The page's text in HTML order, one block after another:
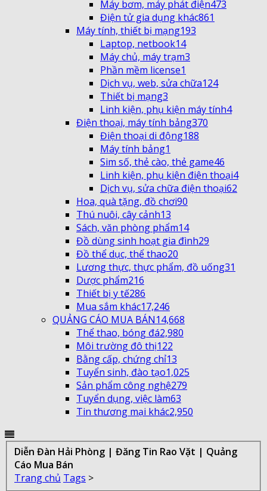
Máy bơm, máy phát điện473
Điện tử gia dụng khác861
Máy tính, thiết bị mạng193
Laptop, netbook14
Máy chủ, máy trạm3
Phần mềm license1
Dịch vụ, web, sửa chữa124
Thiết bị mạng3
Linh kiện, phụ kiện máy tính4
Điện thoại, máy tính bảng370
Điện thoại di động188
Máy tính bảng1
Sim số, thẻ cào, thẻ game46
Linh kiện, phụ kiện điện thoại4
Dịch vụ, sửa chữa điện thoại62
Hoa, quà tặng, đồ chơi90
Thú nuôi, cây cảnh13
Sách, văn phòng phẩm14
Đồ dùng sinh hoạt gia đình29
Đồ thể dục, thể thao20
Lương thực, thực phẩm, đồ uống31
Dược phẩm216
Thiết bị y tế286
Mua sắm khác17,246
QUẢNG CÁO MUA BÁN14,668
Thể thao, bóng đá2,980
Môi trường đô thị122
Bằng cấp, chứng chỉ13
Tuyển sinh, đào tạo1,025
Sản phẩm công nghệ279
Tuyển dụng, việc làm63
Tin thương mại khác2,950
Diễn Đàn Hải Phòng | Đăng Tin Rao Vặt | Quảng
Cáo Mua Bán
Trang chủ Tags >